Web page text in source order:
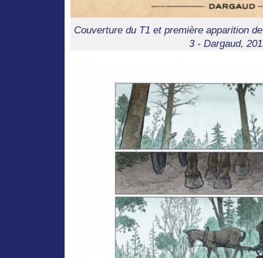
Couverture du T1 et première apparition
3 - Dargaud,